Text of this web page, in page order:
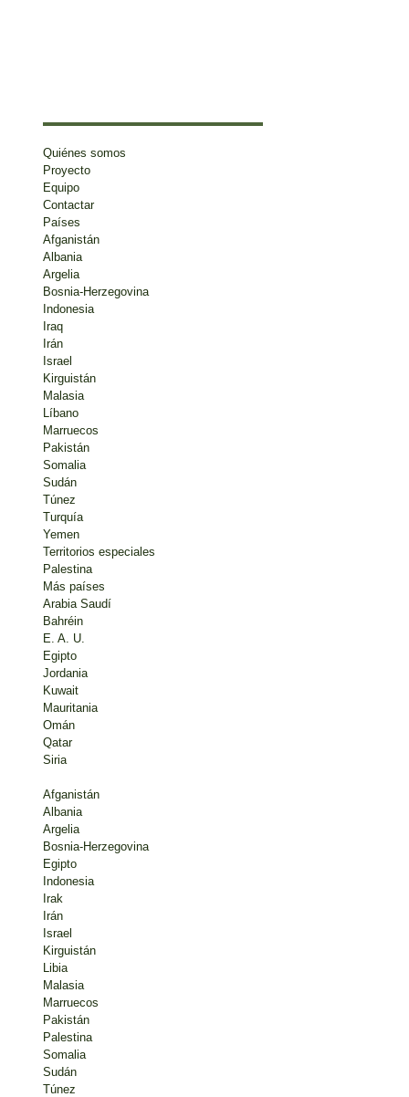
Quiénes somos
Proyecto
Equipo
Contactar
Países
Afganistán
Albania
Argelia
Bosnia-Herzegovina
Indonesia
Iraq
Irán
Israel
Kirguistán
Malasia
Líbano
Marruecos
Pakistán
Somalia
Sudán
Túnez
Turquía
Yemen
Territorios especiales
Palestina
Más países
Arabia Saudí
Bahréin
E. A. U.
Egipto
Jordania
Kuwait
Mauritania
Omán
Qatar
Siria
Afganistán
Albania
Argelia
Bosnia-Herzegovina
Egipto
Indonesia
Irak
Irán
Israel
Kirguistán
Libia
Malasia
Marruecos
Pakistán
Palestina
Somalia
Sudán
Túnez